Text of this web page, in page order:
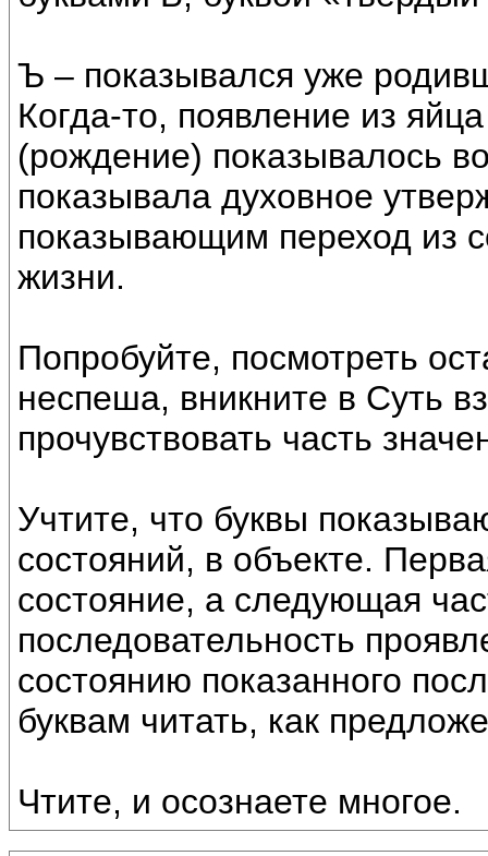
Ъ – показывался уже
Когда-то, появление из
(рождение) показывалось
показывала духовное
показывающим переход из
жизни.
Попробуйте, посмотреть
неспеша, вникните в Суть
прочувствовать часть
Учтите, что буквы
состояний, в объекте.
состояние, а следующая
последовательность
состоянию показанного
буквам читать, как
Чтите, и осознаете многое.